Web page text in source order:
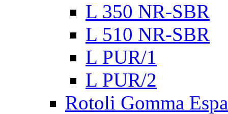
L 350 NR-SBR
L 510 NR-SBR
L PUR/1
L PUR/2
Rotoli Gomma